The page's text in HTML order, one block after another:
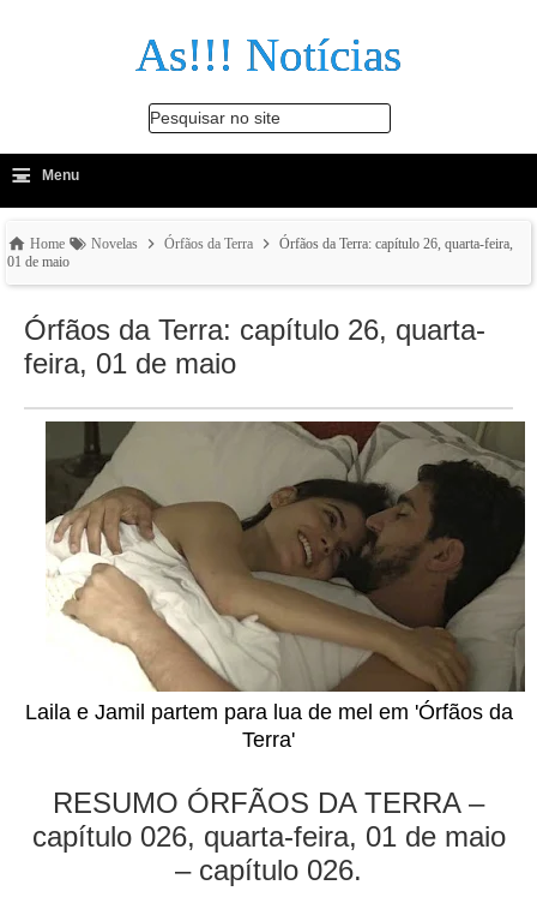
As!!! Notícias
Pesquisar no site
-
≡ Menu
Home Novelas Órfãos da Terra
Órfãos da Terra: capítulo 26, quarta-feira,
01 de maio
Órfãos da Terra: capítulo 26, quarta-
feira, 01 de maio
Laila e Jamil partem para lua de mel em 'Órfãos da
Terra'
RESUMO ÓRFÃOS DA TERRA –
capítulo 026, quarta-feira, 01 de maio
– capítulo 026.